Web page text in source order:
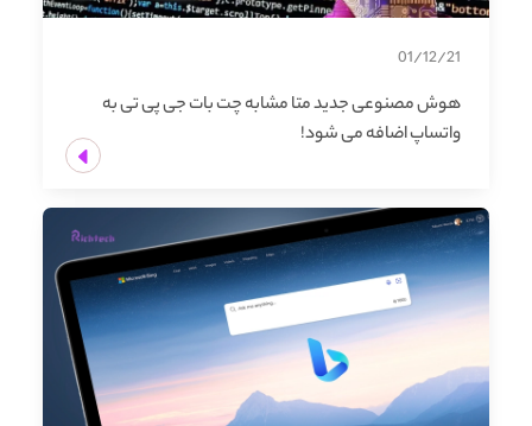
01/12/21
هوش مصنوعی جدید متا مشابه چت بات جی پی تی به
واتساپ اضافه می شود!